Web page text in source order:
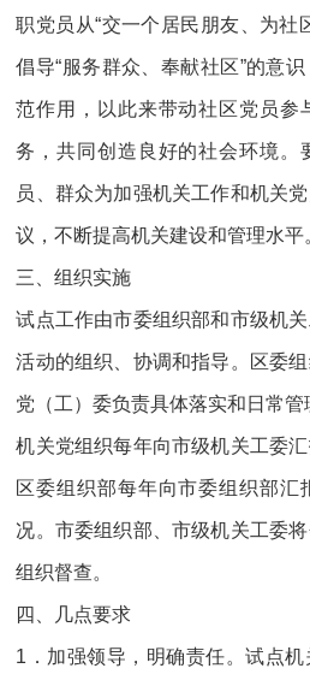
职党员从“交一个居民朋友、为社
倡导“服务群众、奉献社区”的意
范作用，以此来带动社区党员参
务，共同创造良好的社会环境。
员、群众为加强机关工作和机关
议，不断提高机关建设和管理水平
三、组织实施
试点工作由市委组织部和市级机
活动的组织、协调和指导。区委
党（工）委负责具体落实和日常管
机关党组织每年向市级机关工委
区委组织部每年向市委组织部汇
况。市委组织部、市级机关工委
组织督查。
四、几点要求
1．加强领导，明确责任。试点